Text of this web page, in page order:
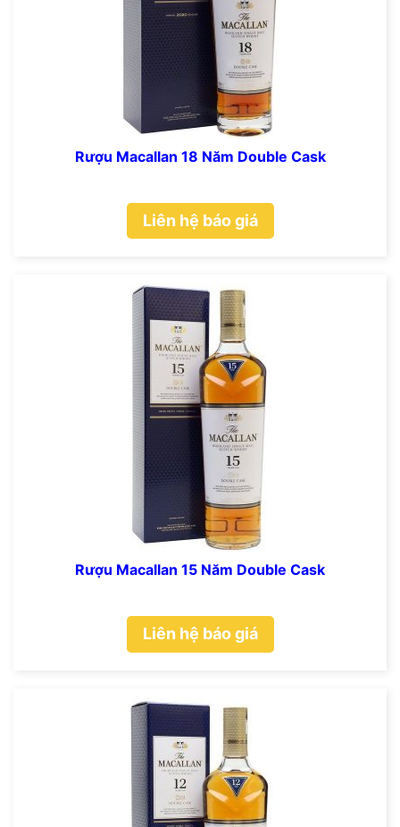
Rượu Macallan 18 Năm Double Cask
Liên hệ báo giá
Rượu Macallan 15 Năm Double Cask
Liên hệ báo giá